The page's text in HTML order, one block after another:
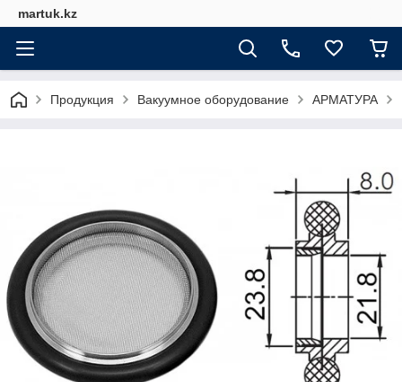
martuk.kz
Продукция Вакуумное оборудование АРМАТУРА